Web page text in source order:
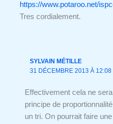
https://www.potaroo.net/
Tres cordialement.
SYLVAIN MÉTILLE
31 DÉCEMBRE 2013 À 12:08
Effectivement cela ne
principe de
un tri. On pourrait faire